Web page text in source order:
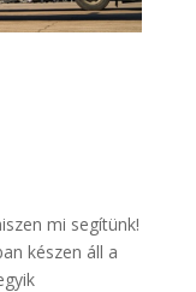
mi segítünk!
készen áll a